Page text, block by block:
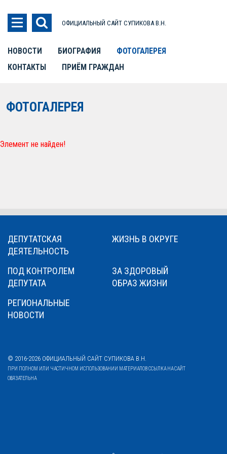
ОФИЦИАЛЬНЫЙ САЙТ СУПИКОВА В.Н.
НОВОСТИ БИОГРАФИЯ
ФОТОГАЛЕРЕЯ
КОНТАКТЫ
ПРИЁМ ГРАЖДАН
ФОТОГАЛЕРЕЯ
Элемент не найден!
ДЕПУТАТСКАЯ
ДЕЯТЕЛЬНОСТЬ
ЖИЗНЬ В ОКРУГЕ
ПОД КОНТРОЛЕМ
ДЕПУТАТА
ЗА ЗДОРОВЫЙ
ОБРАЗ ЖИЗНИ
РЕГИОНАЛЬНЫЕ
НОВОСТИ
© 2016-2026 ОФИЦИАЛЬНЫЙ САЙТ СУПИКОВА В.Н.
ПРИ ПОЛНОМ ИЛИ ЧАСТИЧНОМ ИСПОЛЬЗОВАНИИ МАТЕРИАЛОВ ССЫЛКА НА САЙТ
ОБЯЗАТЕЛЬНА